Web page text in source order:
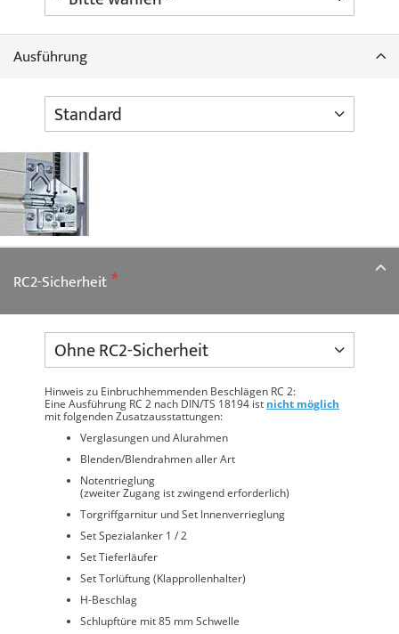
Ausführung
RC2-Sicherheit
Hinweis zu Einbruchhemmenden Beschlägen RC 2:
Eine Ausführung RC 2 nach DIN/TS 18194 ist nicht möglich
mit folgenden Zusatzausstattungen:
Verglasungen und Alurahmen
Blenden/Blendrahmen aller Art
Notentrieglung
(zweiter Zugang ist zwingend erforderlich)
Torgriffgarnitur und Set Innenverrieglung
Set Spezialanker 1 / 2
Set Tieferläufer
Set Torlüftung (Klapprollenhalter)
H‑Beschlag
Schlupftüre mit 85 mm Schwelle